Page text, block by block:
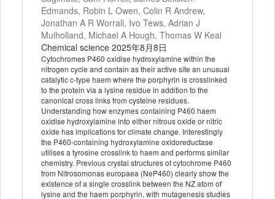
Edmands, Robin L Owen, Colin R Andrew,
Jonathan A R Worrall, Ivo Tews, Adrian J
Mulholland, Michael A Hough, Thomas W Keal
Chemical science 2025年8月8日
Cytochromes P460 oxidise hydroxylamine within the
nitrogen cycle and contain as their active site an unusual
catalytic c-type haem where the porphyrin is crosslinked
to the protein via a lysine residue in addition to the
canonical cross links from cysteine residues.
Understanding how enzymes containing P460 haem
oxidise hydroxylamine into either nitrous oxide or nitric
oxide has implications for climate change. Interestingly
the P460-containing hydroxylamine oxidoreductase
utilises a tyrosine crosslink to haem and performs similar
chemistry. Previous crystal structures of cytochrome P460
from Nitrosomonas europaea (NeP460) clearly show the
existence of a single crosslink between the NZ atom of
lysine and the haem porphyrin, with mutagenesis studies